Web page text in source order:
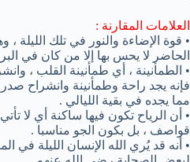
العلامات المقارنة :
• قوة الإضاءة والنور في تلك الليلة ،
الحاضر لا يحس بها إلا من كان في البر
• الطمأنينة ، أي طمأنينة القلب ،
فإنه يجد راحة وطمأنينة وانشراح
مما يجده في بقية الليالي .
• أن الرياح تكون فيها ساكنة أي لا
قواصف ، بل بكون الجو مناسبا .
• أنه قد يُري الله الإنسان الليلة في